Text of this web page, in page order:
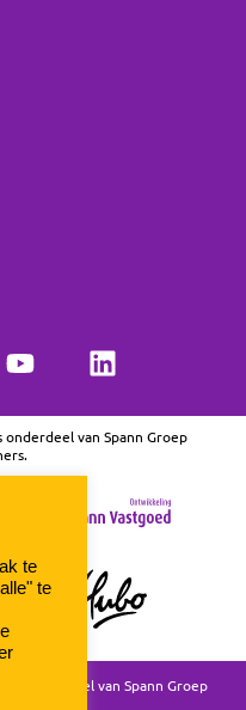
van Spann Groep
onderdeel van Spann Groep
te
te